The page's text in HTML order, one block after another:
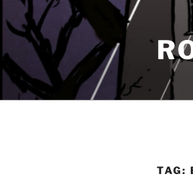
Pular
para
conteúdo
TAG: